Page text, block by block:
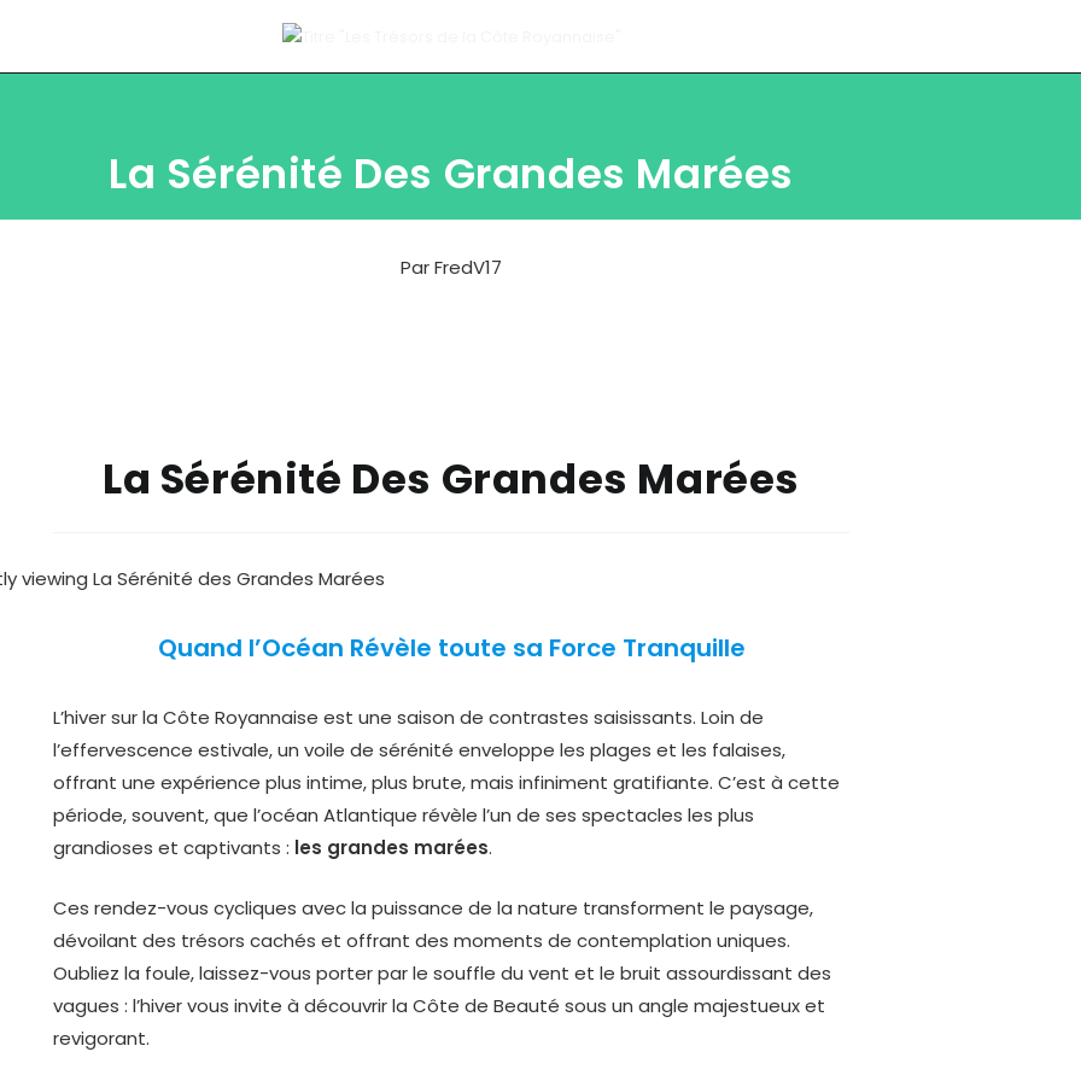
La Sérénité Des Grandes Marées
ParFredV17
La Sérénité Des Grandes Marées
Quand l’Océan Révèle toute sa Force Tranquille
L’hiver sur la Côte Royannaise est une saison de contrastes saisissants. Loin de
l’effervescence estivale, un voile de sérénité enveloppe les plages et les falaises,
offrant une expérience plus intime, plus brute, mais infiniment gratifiante. C’est à cette
période, souvent, que l’océan Atlantique révèle l’un de ses spectacles les plus
grandioses et captivants : les grandes marées.
Ces rendez-vous cycliques avec la puissance de la nature transforment le paysage,
dévoilant des trésors cachés et offrant des moments de contemplation uniques.
Oubliez la foule, laissez-vous porter par le souffle du vent et le bruit assourdissant des
vagues : l’hiver vous invite à découvrir la Côte de Beauté sous un angle majestueux et
revigorant.